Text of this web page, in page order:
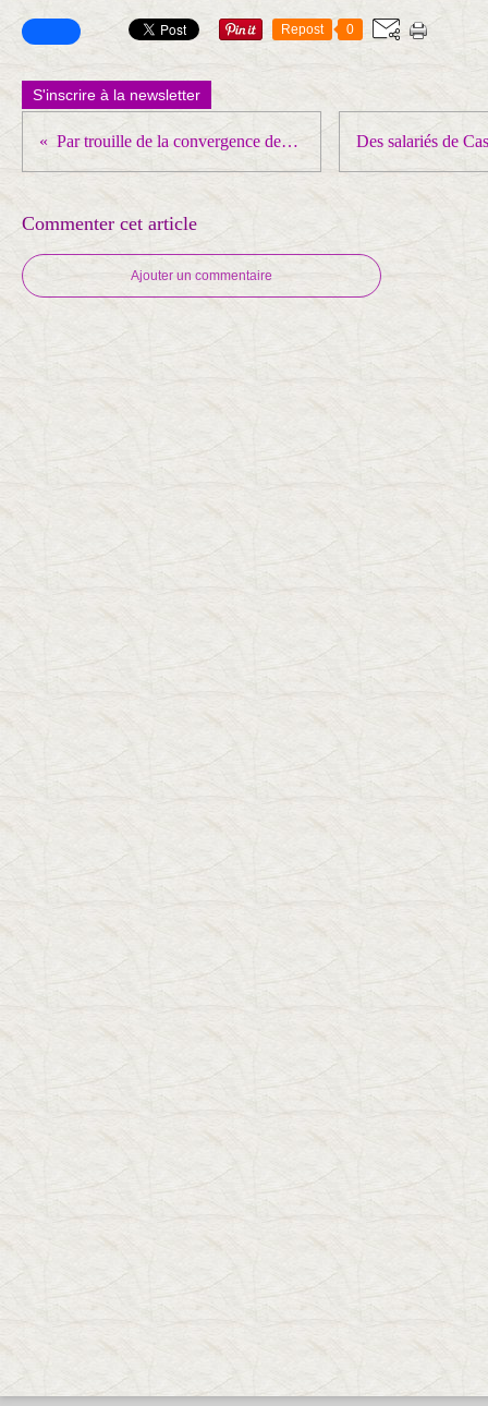
Repost 0
S'inscrire à la newsletter
Par trouille de la convergence des luttes en vue du 7 mars Macron réprime les étudiants
Commenter cet article
Ajouter un commentaire